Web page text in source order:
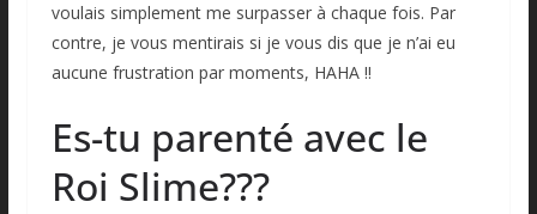
voulais simplement me surpasser à chaque fois. Par
contre, je vous mentirais si je vous dis que je n’ai eu
aucune frustration par moments, HAHA !!
Es-tu parenté avec le
Roi Slime???